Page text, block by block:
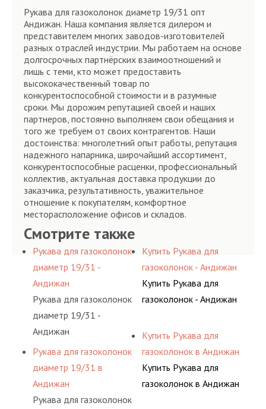
Рукава для газоколонок диаметр 19/31 опт
Андижан. Наша компания является дилером и
представителем многих заводов-изготовителей
разных отраслей индустрии. Мы работаем на основе
долгосрочных партнёрских взаимоотношений и
лишь с теми, кто может предоставить
высококачественный товар по
конкурентоспособной стоимости и в разумные
сроки. Мы дорожим репутацией своей и наших
партнеров, постоянно выполняем свои обещания и
того же требуем от своих контрагентов. Наши
достоинства: многолетний опыт работы, репутация
надежного напарника, широчайший ассортимент,
конкурентоспособные расценки, профессиональный
коллектив, актуальная доставка продукции до
заказчика, результативность, уважительное
отношение к покупателям, комфортное
месторасположение офисов и складов.
Смотрите также
Рукава для газоколонок
диаметр 19/31 -
Андижан
Рукава для газоколонок
диаметр 19/31 -
Андижан
Рукава для газоколонок
диаметр 19/31 в
Андижан
Рукава для газоколонок
Купить Рукава для
газоколонок - Андижан
Купить Рукава для
газоколонок - Андижан
Купить Рукава для
газоколонок в Андижан
Купить Рукава для
газоколонок в Андижан